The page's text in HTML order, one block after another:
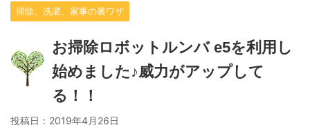
掃除、洗濯、家事の裏ワザ
お掃除ロボットルンバ e5を利用し
始めました♪威力がアップして
る！！
投稿日： 2019年4月26日